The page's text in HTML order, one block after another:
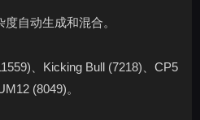
自动生成和混合。
、Kicking Bull (7218)、CP5
(8049)。